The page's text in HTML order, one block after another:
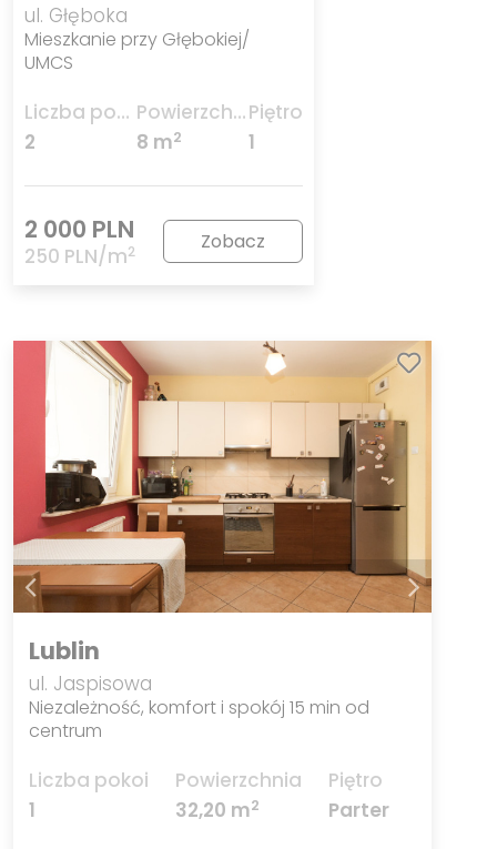
ul. Głęboka
Mieszkanie przy Głębokiej/
UMCS
Liczba pokoi
2
Powierzchnia
8 m2
Piętro
1
2 000 PLN
250 PLN/m2 Zobacz
Lublin
ul. Jaspisowa
Niezależność, komfort i spokój 15 min od
centrum
Liczba pokoi
1
Powierzchnia
32,20 m2
Piętro
Parter